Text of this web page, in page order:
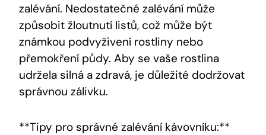
zalévání. Nedostatečné zalévání může
způsobit žloutnutí listů, což může být
známkou podvyživení rostliny nebo
přemokření půdy. Aby se vaše rostlina
udržela silná a zdravá, je důležité dodržovat
správnou zálivku.
**Tipy pro správné zalévání kávovníku:**